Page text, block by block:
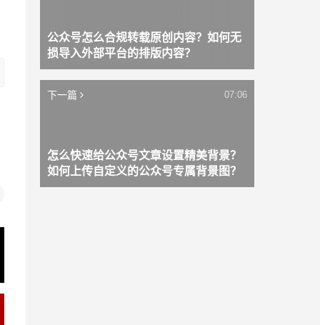
公众号怎么合规转载原创内容？如何无
损导入外部平台的排版内容？
下一篇
怎么快速给公众号文章设置精美背景？
如何上传自定义的公众号专属背景图？
07:06